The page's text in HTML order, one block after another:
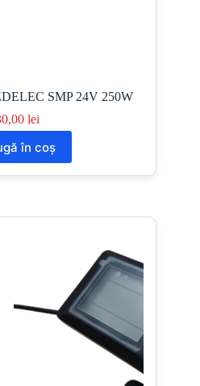
SMP 24V 250W
lei
în coș